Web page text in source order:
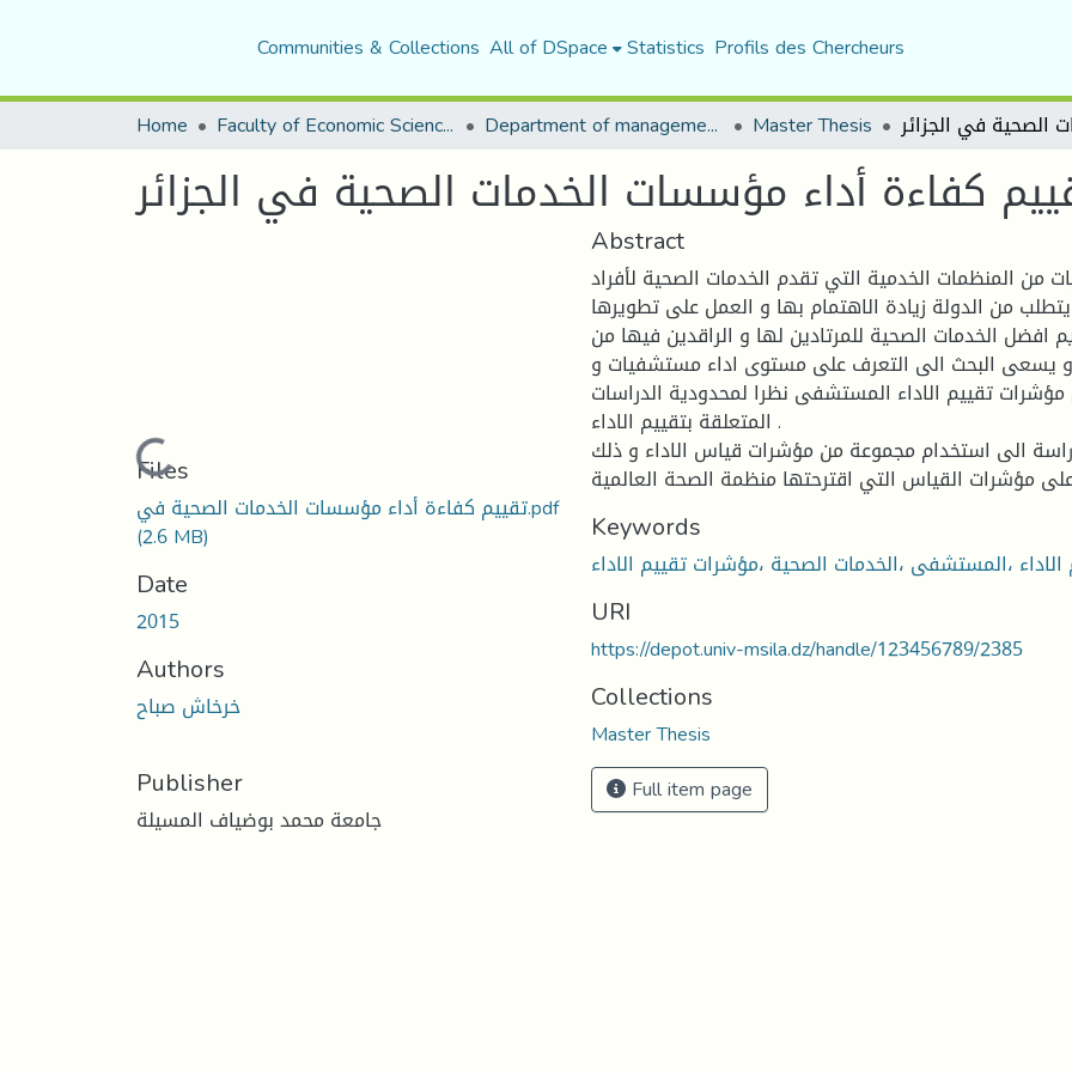
Communities & Collections All of DSpace Statistics Profils des Chercheurs
Home Faculty of Economic Sciences, Commerce and Management Sciences Department of management sciences Master Thesis
كفاءة أداء مؤسسات الخدمات الصحیة في الجزائر
Loading...
Files
تقییم كفاءة أداء مؤسسات الخدمات الصحیة في.pdf
(2.6 MB)
Date
2015
Authors
خرخاش صباح
Publisher
جامعة محمد بوضياف المسيلة
Abstract
من المنظمات الخدمیة التي تقدم الخدمات الصحیة لأفراد
یتطلب من الدولة زیادة الاھتمام بھا و العمل على تطویرھا
افضل الخدمات الصحیة للمرتادین لھا و الراقدین فیھا من
یسعى البحث الى التعرف على مستوى اداء مستشفیات و
تقییم الاداء المستشفى نظرا لمحدودیة الدراسات
المتعلقة بتقییم الاداء .
الى استخدام مجموعة من مؤشرات قیاس الاداء و ذلك
على مؤشرات القیاس التي اقترحتھا منظمة الصحة العالمیة
Keywords
URI
https://depot.univ-msila.dz/handle/123456789/2385
Collections
Master Thesis
Full item page